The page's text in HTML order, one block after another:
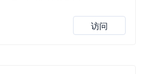
访问